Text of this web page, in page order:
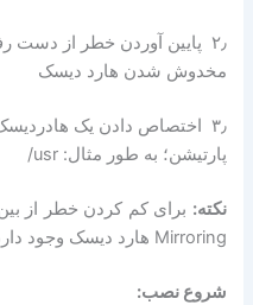
۲٫ پایین آوردن خطر از دست
مخدوش شدن هارد دیسک
۳٫ اختصاص دادن یک
پارتیشن؛ به طور مثال: usr/
نکته: برای کم کردن خطر از
Mirroring هارد دیسک وجود دارد.
شروع نصب: